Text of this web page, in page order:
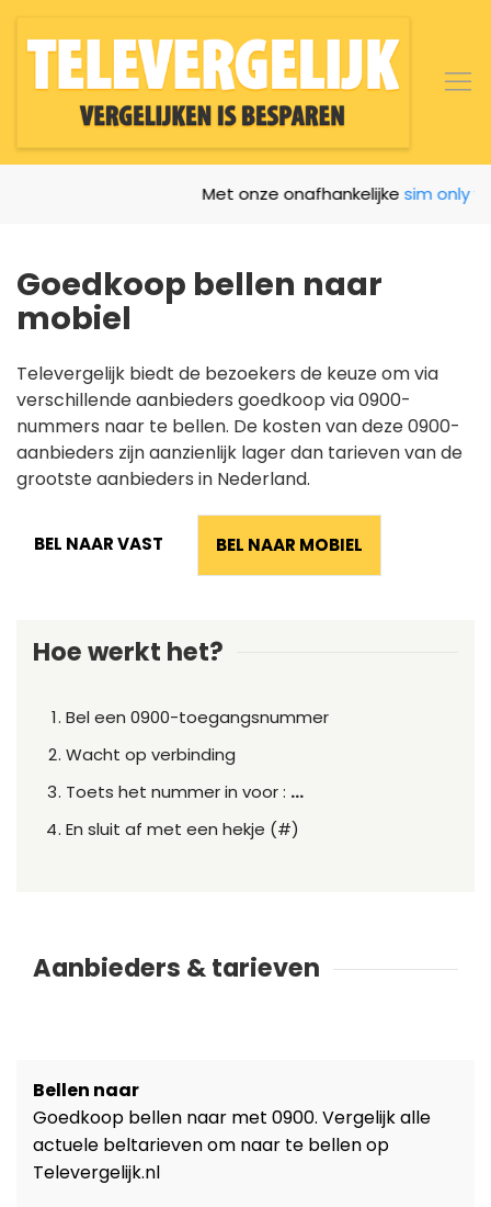
Met onze onafhankelijkesim only
Goedkoop bellen naar
mobiel
Televergelijk biedt de bezoekers de keuze om via
verschillende aanbieders goedkoop via 0900-
nummers naar te bellen. De kosten van deze 0900-
aanbieders zijn aanzienlijk lager dan tarieven van de
grootste aanbieders in Nederland.
BEL NAAR VAST BEL NAAR MOBIEL
Hoe werkt het?
Bel een 0900-toegangsnummer
Wacht op verbinding
Toets het nummer in voor : ...
En sluit af met een hekje (#)
Aanbieders & tarieven
Bellen naar
Goedkoop bellen naar met 0900. Vergelijk alle
actuele beltarieven om naar te bellen op
Televergelijk.nl